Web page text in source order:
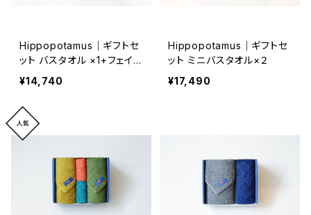
Hippopotamus｜ギフトセ
ット バスタオル ×1+フェイス
タオル×1
¥14,740
Hippopotamus｜ギフトセ
ット ミニバスタオル×２
¥17,490